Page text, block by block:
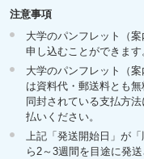
注意事項
大学のパンフレット（
申し込むことができます
大学のパンフレット（
は資料代・郵送料とも
同封されている支払方
払いください。
上記「発送開始日」が
ら2～3週間を目途に発